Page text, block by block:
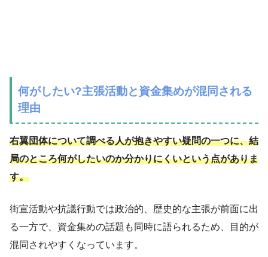
何がしたい?主張活動と資金集めが混同される
理由
右翼団体について調べる人が抱きやすい疑問の一つに、結
局のところ何がしたいのか分かりにくいという点がありま
す。
街宣活動や抗議行動では政治的、歴史的な主張が前面に出
る一方で、資金集めの話題も同時に語られるため、目的が
混同されやすくなっています。